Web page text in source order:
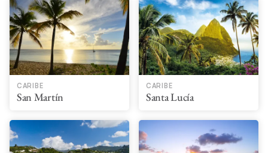
CARIBE
San Martín
CARIBE
Santa Lucía